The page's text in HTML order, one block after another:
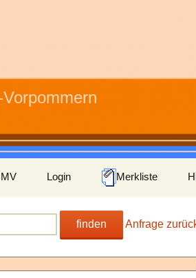
Login Merkliste
finden Anfrage